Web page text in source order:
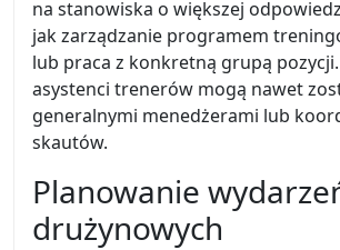
na stanowiska o większej
jak zarządzanie programem
lub praca z konkretną grupą
asystenci trenerów mogą nawet
generalnymi menedżerami lub
skautów.
Planowanie
drużynowych